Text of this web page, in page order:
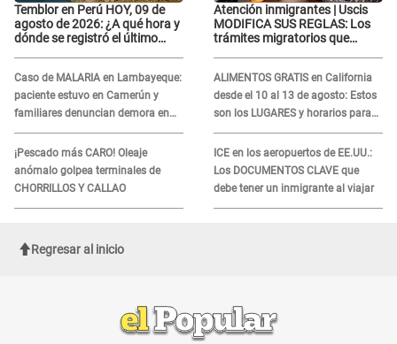
Temblor en Perú HOY, 09 de
agosto de 2026: ¿A qué hora y
dónde se registró el último
Caso de MALARIA en Lambayeque:
paciente estuvo en Camerún y
familiares denuncian demora en
tratamiento
¡Pescado más CARO! Oleaje
anómalo golpea terminales de
CHORRILLOS Y CALLAO
Atención inmigrantes | Uscis
MODIFICA SUS REGLAS: Los
trámites migratorios que
ALIMENTOS GRATIS en California
desde el 10 al 13 de agosto: Estos
son los LUGARES y horarios para
recibir la ayuda
ICE en los aeropuertos de EE.UU.:
Los DOCUMENTOS CLAVE que
debe tener un inmigrante al viajar
Regresar al inicio